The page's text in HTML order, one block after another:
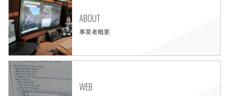
ABOUT
事業者概要
WEB